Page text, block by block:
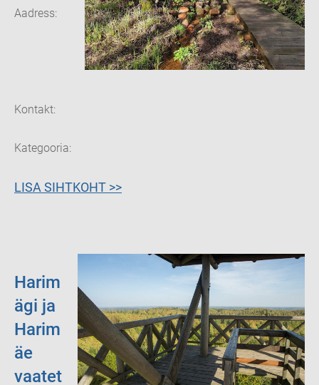
Aadress:
Otepää vald,
Nüpli küla,
Valga
maakond
Kontakt:
Kategooria:
LISA SIHTKOHT >>
Harim
ägi ja
Harim
äe
vaatet